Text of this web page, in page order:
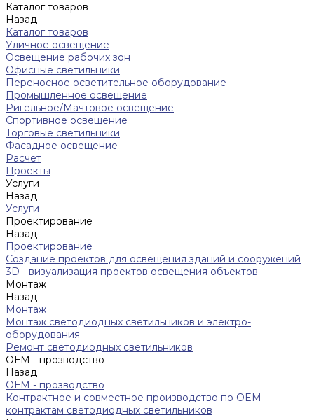
Каталог товаров
Назад
Каталог товаров
Уличное освещение
Освещение рабочих зон
Офисные светильники
Переносное осветительное оборудование
Промышленное освещение
Ригельное/Мачтовое освещение
Спортивное освещение
Торговые светильники
Фасадное освещение
Расчет
Проекты
Услуги
Назад
Услуги
Проектирование
Назад
Проектирование
Создание проектов для освещения зданий и сооружений
3D - визуализация проектов освещения объектов
Монтаж
Назад
Монтаж
Монтаж светодиодных светильников и электро-
оборудования
Ремонт светодиодных светильников
ОЕМ - прозводство
Назад
ОЕМ - прозводство
Контрактное и совместное производство по OEM-
контрактам светодиодных светильников